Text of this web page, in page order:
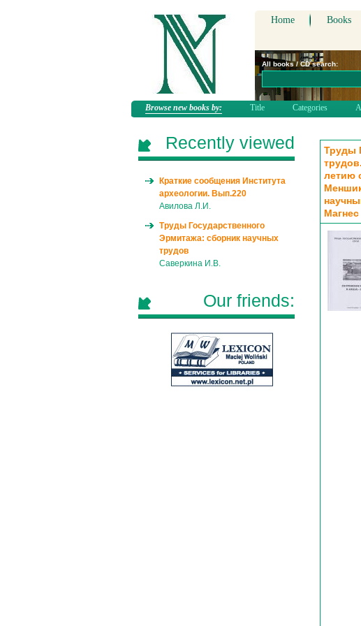
Home Books
All books / CD search:
Browse new books by: Title Categories
Труды
летию
Recently viewed
Краткие сообщения Института
археологии. Вып.220
Авилова Л.И.
Труды Государственного
Эрмитажа: сборник научных
трудов
Саверкина И.В.
Our friends: